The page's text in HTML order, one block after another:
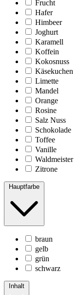
Frucht
Hafer
Himbeer
Joghurt
Karamell
Koffein
Kokosnuss
Käsekuchen
Limette
Mandel
Orange
Rosine
Salz Nuss
Schokolade
Toffee
Vanille
Waldmeister
Zitrone
Hauptfarbe
braun
gelb
grün
schwarz
Inhalt